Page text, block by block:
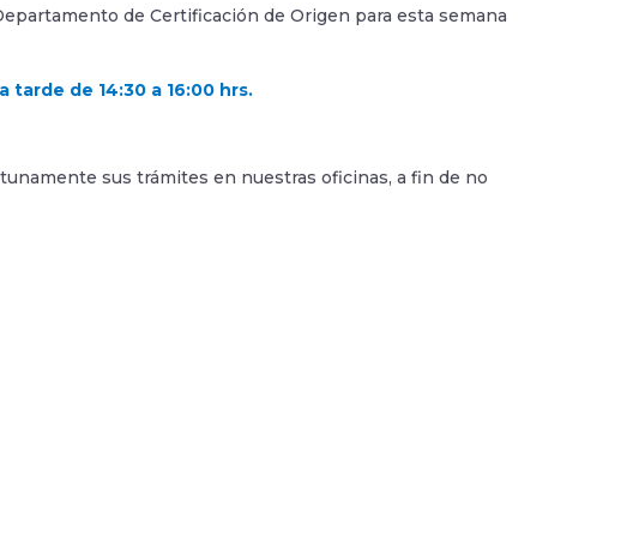
de Certificación de Origen para esta semana
tarde de 14:30 a 16:00 hrs.
sus trámites en nuestras oficinas, a fin de no